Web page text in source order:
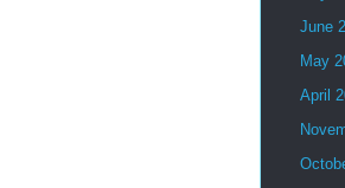
June
May
April